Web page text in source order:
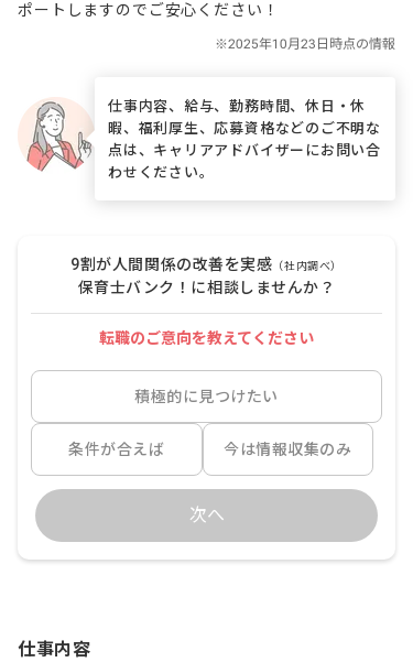
ポートしますのでご安心ください！
仕事内容、給与、勤務時間、休日・休
暇、福利厚生、応募資格などのご不明な
点は、キャリアアドバイザーにお問い合
わせください。
9割が人間関係の改善を実感 （社内調べ）
保育士バンク！に相談しませんか？
転職のご意向を教えてください
積極的に見つけたい
条件が合えば 今は情報収集のみ
次へ
仕事内容